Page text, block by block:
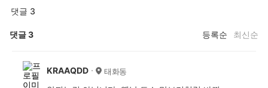
댓글 3
댓글3 등록순 최신순
KRAAQDD 태화동